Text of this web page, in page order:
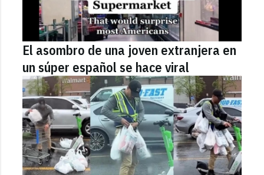
El asombro de una joven extranjera en
un súper español se hace viral